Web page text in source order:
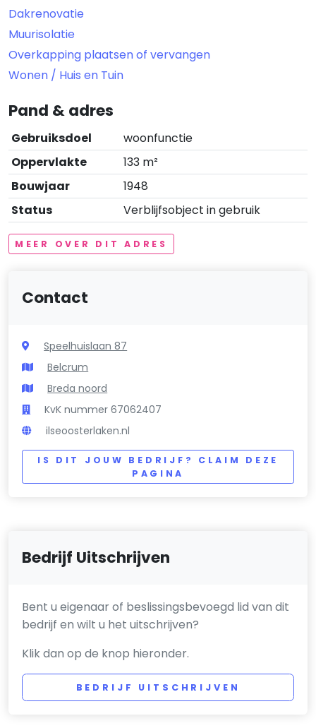
Dakrenovatie
Muurisolatie
Overkapping plaatsen of vervangen
Wonen / Huis en Tuin
Pand & adres
Gebruiksdoel
woonfunctie
Oppervlakte
133 m²
Bouwjaar
1948
Status
Verblijfsobject in gebruik
MEER OVER DIT ADRES
Contact
Speelhuislaan 87
Belcrum
Breda noord
KvK nummer 67062407
ilseoosterlaken.nl
IS DIT JOUW BEDRIJF? CLAIM DEZE
PAGINA
Bedrijf Uitschrijven
Bent u eigenaar of beslissingsbevoegd lid van dit
bedrijf en wilt u het uitschrijven?
Klik dan op de knop hieronder.
BEDRIJF UITSCHRIJVEN